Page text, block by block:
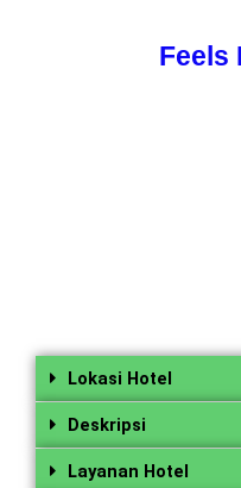
Feels
Lokasi Hotel
Deskripsi
Layanan Hotel